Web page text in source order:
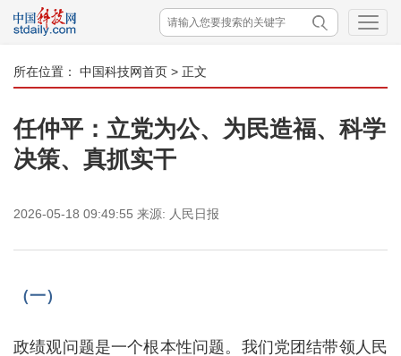
所在位置： 中国科技网首页 > 正文
任仲平：立党为公、为民造福、科学
决策、真抓实干
2026-05-18 09:49:55 来源: 人民日报
（一）
政绩观问题是一个根本性问题。我们党团结带领人民